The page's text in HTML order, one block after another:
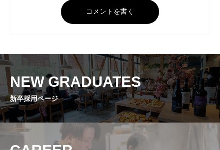
NEW GRADUATES
新卒採用ページ